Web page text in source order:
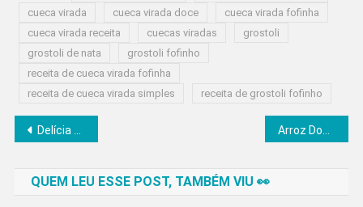
cueca virada
cueca virada doce
cueca virada fofinha
cueca virada receita
cuecas viradas
grostoli
grostoli de nata
grostoli fofinho
receita de cueca virada fofinha
receita de cueca virada simples
receita de grostoli fofinho
Navegação
Post
Delícia de Purê de Batata Cremoso!
QUEM LEU ESSE POST, TAMBÉM VIU 👀